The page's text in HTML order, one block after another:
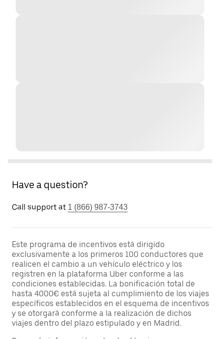
Have a question?
Call support at 1 (866) 987-3743
Este programa de incentivos está dirigido
exclusivamente a los primeros 100 conductores que
realicen el cambio a un vehículo eléctrico y los
registren en la plataforma Uber conforme a las
condiciones establecidas. La bonificación total de
hasta 4000€ está sujeta al cumplimiento de los viajes
específicos establecidos en el esquema de incentivos
y se otorgará conforme a la realización de dichos
viajes dentro del plazo estipulado y en Madrid.